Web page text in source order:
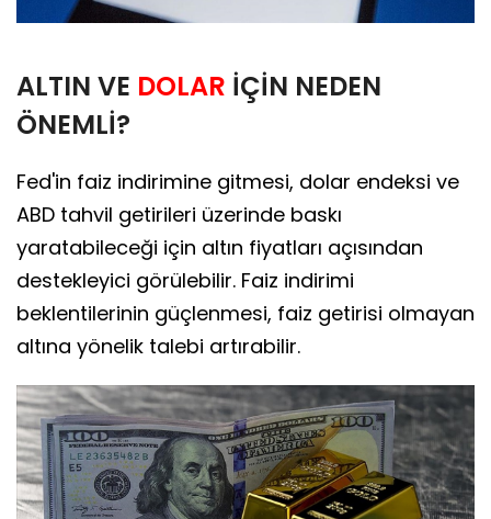
ALTIN VE DOLAR İÇİN NEDEN
ÖNEMLİ?
Fed'in faiz indirimine gitmesi, dolar endeksi ve
ABD tahvil getirileri üzerinde baskı
yaratabileceği için altın fiyatları açısından
destekleyici görülebilir. Faiz indirimi
beklentilerinin güçlenmesi, faiz getirisi olmayan
altına yönelik talebi artırabilir.